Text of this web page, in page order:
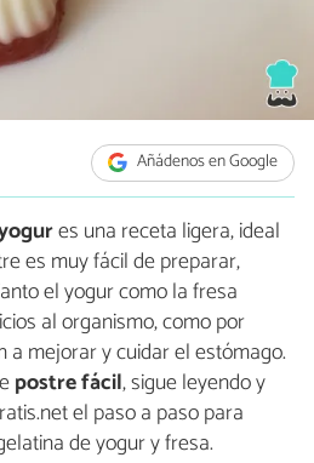
Añádenos en Google
es una receta ligera, ideal
es muy fácil de preparar,
el yogur como la fresa
al organismo, como por
mejorar y cuidar el estómago.
postre fácil, sigue leyendo y
el paso a paso para
de yogur y fresa.